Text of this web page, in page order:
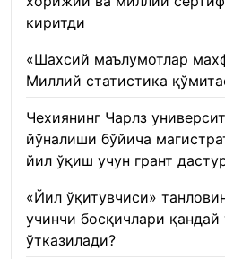
киритди
«Шахсий маълумотлар
Миллий статистика
Чехиянинг Чарлз
йўналиши бўйича
йил ўқиш учун грант
«Йил ўқитувчиси»
учинчи босқичлари қандай
ўтказилади?